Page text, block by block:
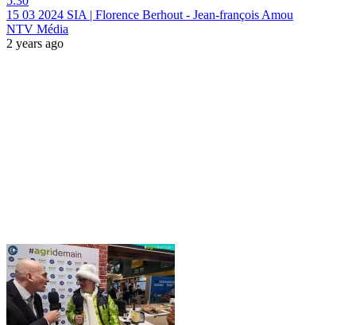
15 03 2024 SIA | Florence Berhout - Jean-françois Amou
NTV Média
2 years ago